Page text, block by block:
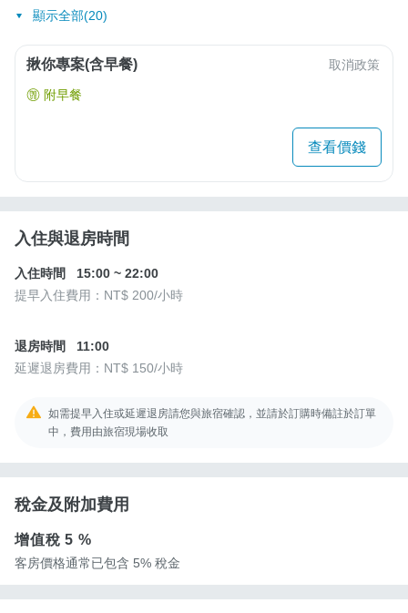
顯示全部(20)
揪你專案(含早餐) 取消政策
附早餐
查看價錢
入住與退房時間
入住時間 15:00 ~ 22:00
提早入住費用： NT$ 200/小時
退房時間
11:00
延遲退房費用： NT$ 150/小時
如需提早入住或延遲退房請您與旅宿確認，並請於訂購時備註於訂單
中，費用由旅宿現場收取
稅金及附加費用
增值稅5 %
客房價格通常已包含 5% 稅金